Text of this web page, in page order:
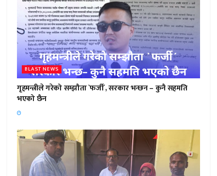
BLAST NEWS
गृहमन्त्रीले गरेको सम्झौता `फर्जी´, सरकार भन्छन – कुनै सहमति
भएको छैन